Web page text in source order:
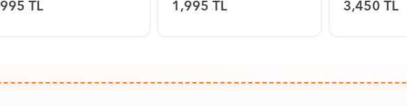
995 TL 1,995 TL 3,450 TL